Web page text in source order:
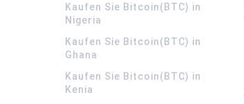
Kaufen Sie Bitcoin(BTC) in
Nigeria
Kaufen Sie Bitcoin(BTC) in
Ghana
Kaufen Sie Bitcoin(BTC) in
Kenia